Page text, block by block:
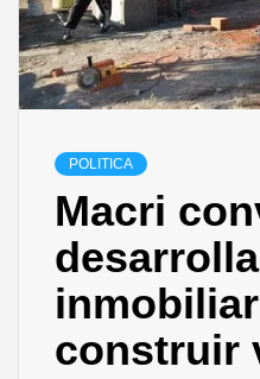
POLITICA
Macri
construir